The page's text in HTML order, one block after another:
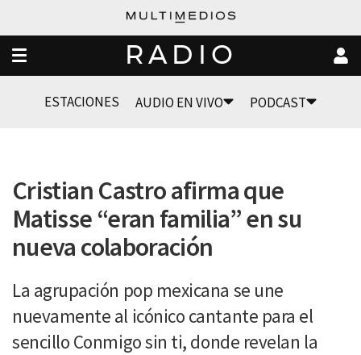
RADIO
ESTACIONES AUDIO EN VIVO PODCAST
Cristian Castro afirma que
Matisse “eran familia” en su
nueva colaboración
La agrupación pop mexicana se une
nuevamente al icónico cantante para el
sencillo Conmigo sin ti, donde revelan la